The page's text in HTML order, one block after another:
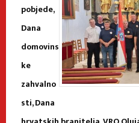
pobjede,
Dana
domovins
ke
zahvalno
sti, Dana